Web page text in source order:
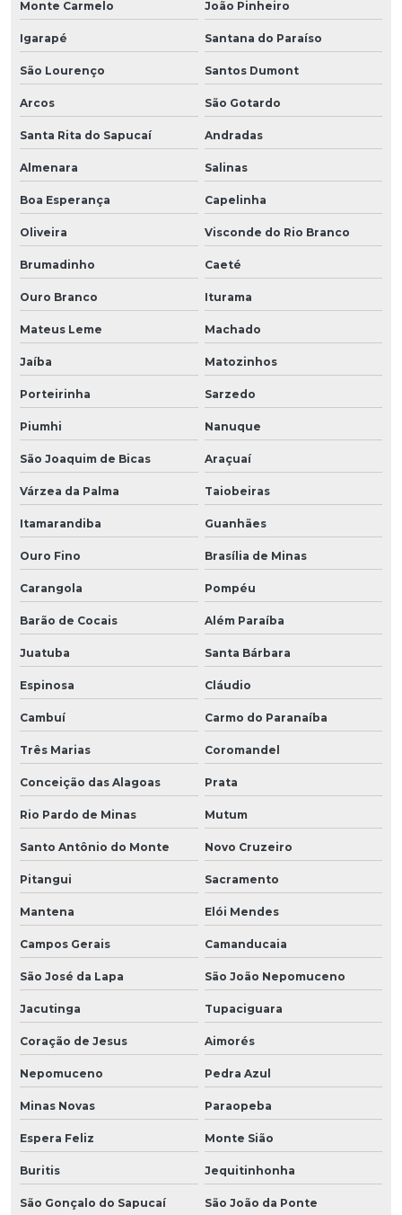
Monte Carmelo João Pinheiro
Igarapé Santana do Paraíso
São Lourenço Santos Dumont
Arcos São Gotardo
Santa Rita do Sapucaí Andradas
Almenara Salinas
Boa Esperança Capelinha
Oliveira Visconde do Rio Branco
Brumadinho Caeté
Ouro Branco Iturama
Mateus Leme Machado
Jaíba Matozinhos
Porteirinha Sarzedo
Piumhi Nanuque
São Joaquim de Bicas Araçuaí
Várzea da Palma Taiobeiras
Itamarandiba Guanhães
Ouro Fino Brasília de Minas
Carangola Pompéu
Barão de Cocais Além Paraíba
Juatuba Santa Bárbara
Espinosa Cláudio
Cambuí Carmo do Paranaíba
Três Marias Coromandel
Conceição das Alagoas Prata
Rio Pardo de Minas Mutum
Santo Antônio do Monte Novo Cruzeiro
Pitangui Sacramento
Mantena Elói Mendes
Campos Gerais Camanducaia
São José da Lapa São João Nepomuceno
Jacutinga Tupaciguara
Coração de Jesus Aimorés
Nepomuceno Pedra Azul
Minas Novas Paraopeba
Espera Feliz Monte Sião
Buritis Jequitinhonha
São Gonçalo do Sapucaí São João da Ponte